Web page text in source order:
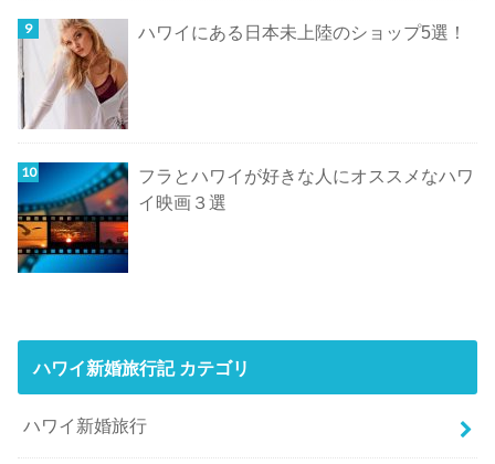
ハワイにある日本未上陸のショップ5選！
フラとハワイが好きな人にオススメなハワ
イ映画３選
ハワイ新婚旅行記 カテゴリ
ハワイ新婚旅行